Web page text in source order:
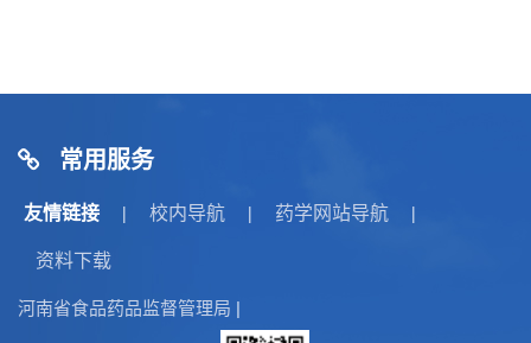
常用服务
友情链接 | 校内导航 | 药学网站导航 |
资料下载
河南省食品药品监督管理局 |